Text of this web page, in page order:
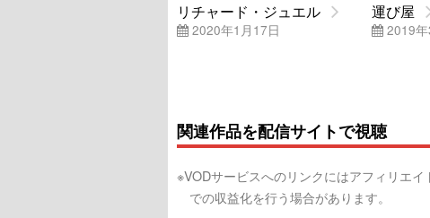
リチャード・ジュエル
2020年1月17日
運び屋
2019年
関連作品を配信サイトで視聴
※VODサービスへのリンクにはアフィリエ
での収益化を行う場合があります。